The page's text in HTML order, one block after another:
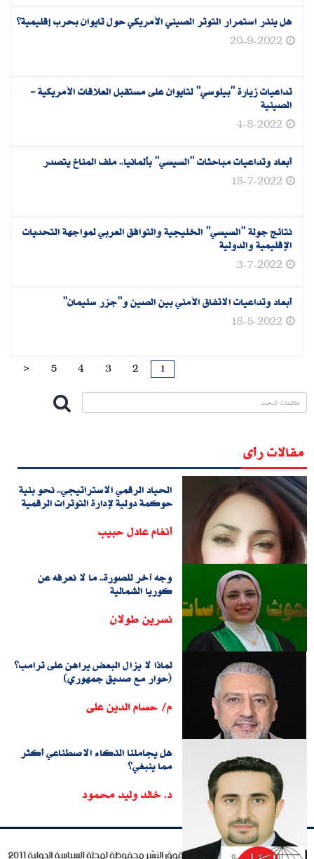
هل ينذر استمرار التوتر الصيني الأمريكي حول تايوان بحرب إقليمية؟
20-9-2022
تداعيات زيارة "بيلوسي" لتايوان على مستقبل العلاقات الأمريكية -
الصينية
4-8-2022
أبعاد وتداعيات مباحثات "السيسي" بألمانيا.. ملف المناخ يتصدر
18-7-2022
نتائج جولة "السيسي" الخليجية والتوافق العربي لمواجهة التحديات
الإقليمية والدولية
3-7-2022
أبعاد وتداعيات الاتفاق الأمني بين الصين و"جزر سليمان"
18-5-2022
> 5 4 3 2 1
مقالات رأى
الحياد الرقمي الاستراتيجي.. نحو بنية
حوكمة دولية لإدارة التوترات الرقمية
أنغام عادل حبيب
وجه آخر للصورة.. ما لا نعرفه عن
كوريا الشمالية
نسرين طولان
لماذا لا يزال البعض يراهن على ترامب؟
(حوار مع صديق جمهوري)
م/ حسام الدين على
هل يجاملنا الذكاء الاصطناعي أكثر
مما ينبغي؟
د. خالد وليد محمود